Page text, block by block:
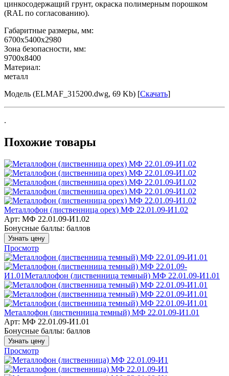
цинкосодержащий грунт, окраска полимерным порошком
(RAL по согласованию).
Габаритные размеры, мм:
6700х5400х2980
Зона безопасности, мм:
9700х8400
Материал:
металл
Модель (ELMAF_315200.dwg, 69 Kb) [Скачать]
.
Похожие товары
Металлофон (лиственница орех) МФ 22.01.09-И1.02
Арт: МФ 22.01.09-И1.02
Бонусные баллы: баллов
Узнать цену
Просмотр
Металлофон (лиственница темный) МФ 22.01.09-И1.01
Арт: МФ 22.01.09-И1.01
Бонусные баллы: баллов
Узнать цену
Просмотр